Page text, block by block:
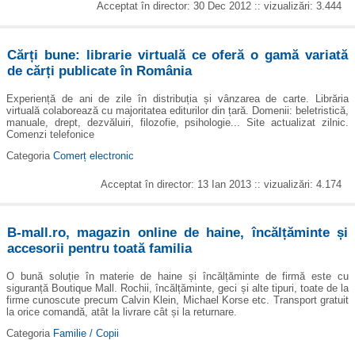
Acceptat în director: 30 Dec 2012 :: vizualizări: 3.444
Cărți bune: librarie virtuală ce oferă o gamă variată
de cărți publicate în România
Experiență de ani de zile în distribuția și vânzarea de carte. Librăria
virtuală colaborează cu majoritatea editurilor din țară. Domenii: beletristică,
manuale, drept, dezvăluiri, filozofie, psihologie... Site actualizat zilnic.
Comenzi telefonice
Categoria Comerț electronic
Acceptat în director: 13 Ian 2013 :: vizualizări: 4.174
B-mall.ro, magazin online de haine, încălțăminte și
accesorii pentru toată familia
O bună soluție în materie de haine și încălțăminte de firmă este cu
siguranță Boutique Mall. Rochii, încălțăminte, geci și alte tipuri, toate de la
firme cunoscute precum Calvin Klein, Michael Korse etc. Transport gratuit
la orice comandă, atât la livrare cât și la returnare.
Categoria Familie / Copii